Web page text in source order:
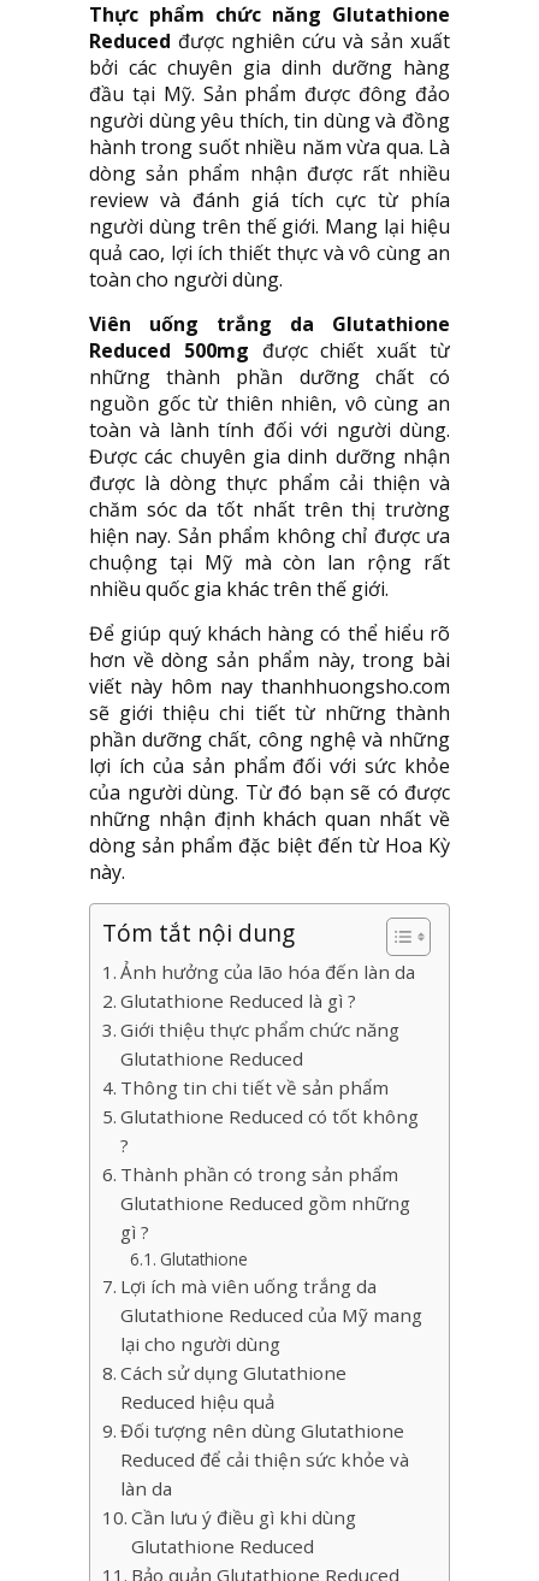
Thực phẩm chức năng Glutathione
Reduced được nghiên cứu và sản xuất
bởi các chuyên gia dinh dưỡng hàng
đầu tại Mỹ. Sản phẩm được đông đảo
người dùng yêu thích, tin dùng và đồng
hành trong suốt nhiều năm vừa qua. Là
dòng sản phẩm nhận được rất nhiều
review và đánh giá tích cực từ phía
người dùng trên thế giới. Mang lại hiệu
quả cao, lợi ích thiết thực và vô cùng an
toàn cho người dùng.
Viên uống trắng da Glutathione
Reduced 500mg được chiết xuất từ
những thành phần dưỡng chất có
nguồn gốc từ thiên nhiên, vô cùng an
toàn và lành tính đối với người dùng.
Được các chuyên gia dinh dưỡng nhận
được là dòng thực phẩm cải thiện và
chăm sóc da tốt nhất trên thị trường
hiện nay. Sản phẩm không chỉ được ưa
chuộng tại Mỹ mà còn lan rộng rất
nhiều quốc gia khác trên thế giới.
Để giúp quý khách hàng có thể hiểu rõ
hơn về dòng sản phẩm này, trong bài
viết này hôm nay thanhhuongsho.com
sẽ giới thiệu chi tiết từ những thành
phần dưỡng chất, công nghệ và những
lợi ích của sản phẩm đối với sức khỏe
của người dùng. Từ đó bạn sẽ có được
những nhận định khách quan nhất về
dòng sản phẩm đặc biệt đến từ Hoa Kỳ
này.
Tóm tắt nội dung
Ảnh hưởng của lão hóa đến làn da
Glutathione Reduced là gì ?
Giới thiệu thực phẩm chức năng
Glutathione Reduced
Thông tin chi tiết về sản phẩm
Glutathione Reduced có tốt không
?
Thành phần có trong sản phẩm
Glutathione Reduced gồm những
gì ?
Glutathione
Lợi ích mà viên uống trắng da
Glutathione Reduced của Mỹ mang
lại cho người dùng
Cách sử dụng Glutathione
Reduced hiệu quả
Đối tượng nên dùng Glutathione
Reduced để cải thiện sức khỏe và
làn da
Cần lưu ý điều gì khi dùng
Glutathione Reduced
Bảo quản Glutathione Reduced